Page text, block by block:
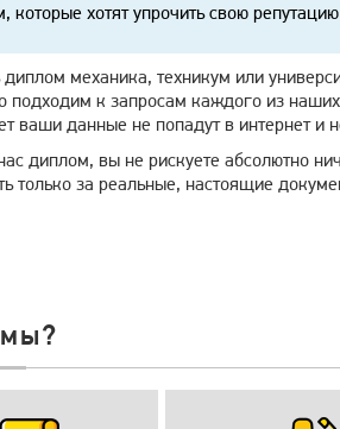
которые хотят упрочить свою
диплом механика, техникум или
подходим к запросам каждого из
ваши данные не попадут в интернет и
диплом, вы не рискуете абсолютно
только за реальные, настоящие